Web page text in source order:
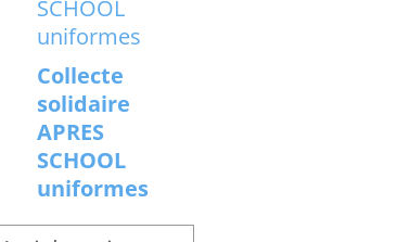
Collecte
solidaire
APRES
SCHOOL
uniformes